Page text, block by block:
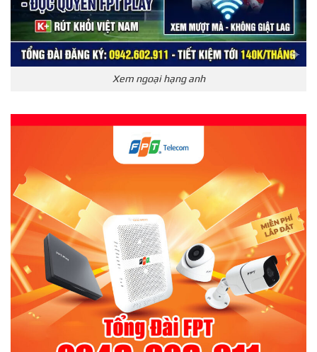
Xem ngoại hạng anh